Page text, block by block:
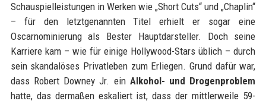
Schauspielleistungen in Werken wie „Short Cuts“ und „Chaplin“
– für den letztgenannten Titel erhielt er sogar eine
Oscarnominierung als Bester Hauptdarsteller. Doch seine
Karriere kam – wie für einige Hollywood-Stars üblich – durch
sein skandalöses Privatleben zum Erliegen. Grund dafür war,
dass Robert Downey Jr. ein Alkohol- und Drogenproblem
hatte, das dermaßen eskaliert ist, dass der mittlerweile 59-